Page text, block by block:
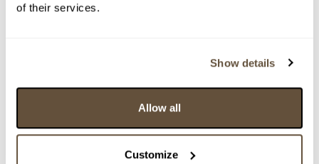
of their services.
Show details
Allow all
Customize
> zpět na aukční výsledky
Vladimír Jiránek
114327. Velkoformátová kresba Vladimíra Jiránka
25.04.2024 21:50:25